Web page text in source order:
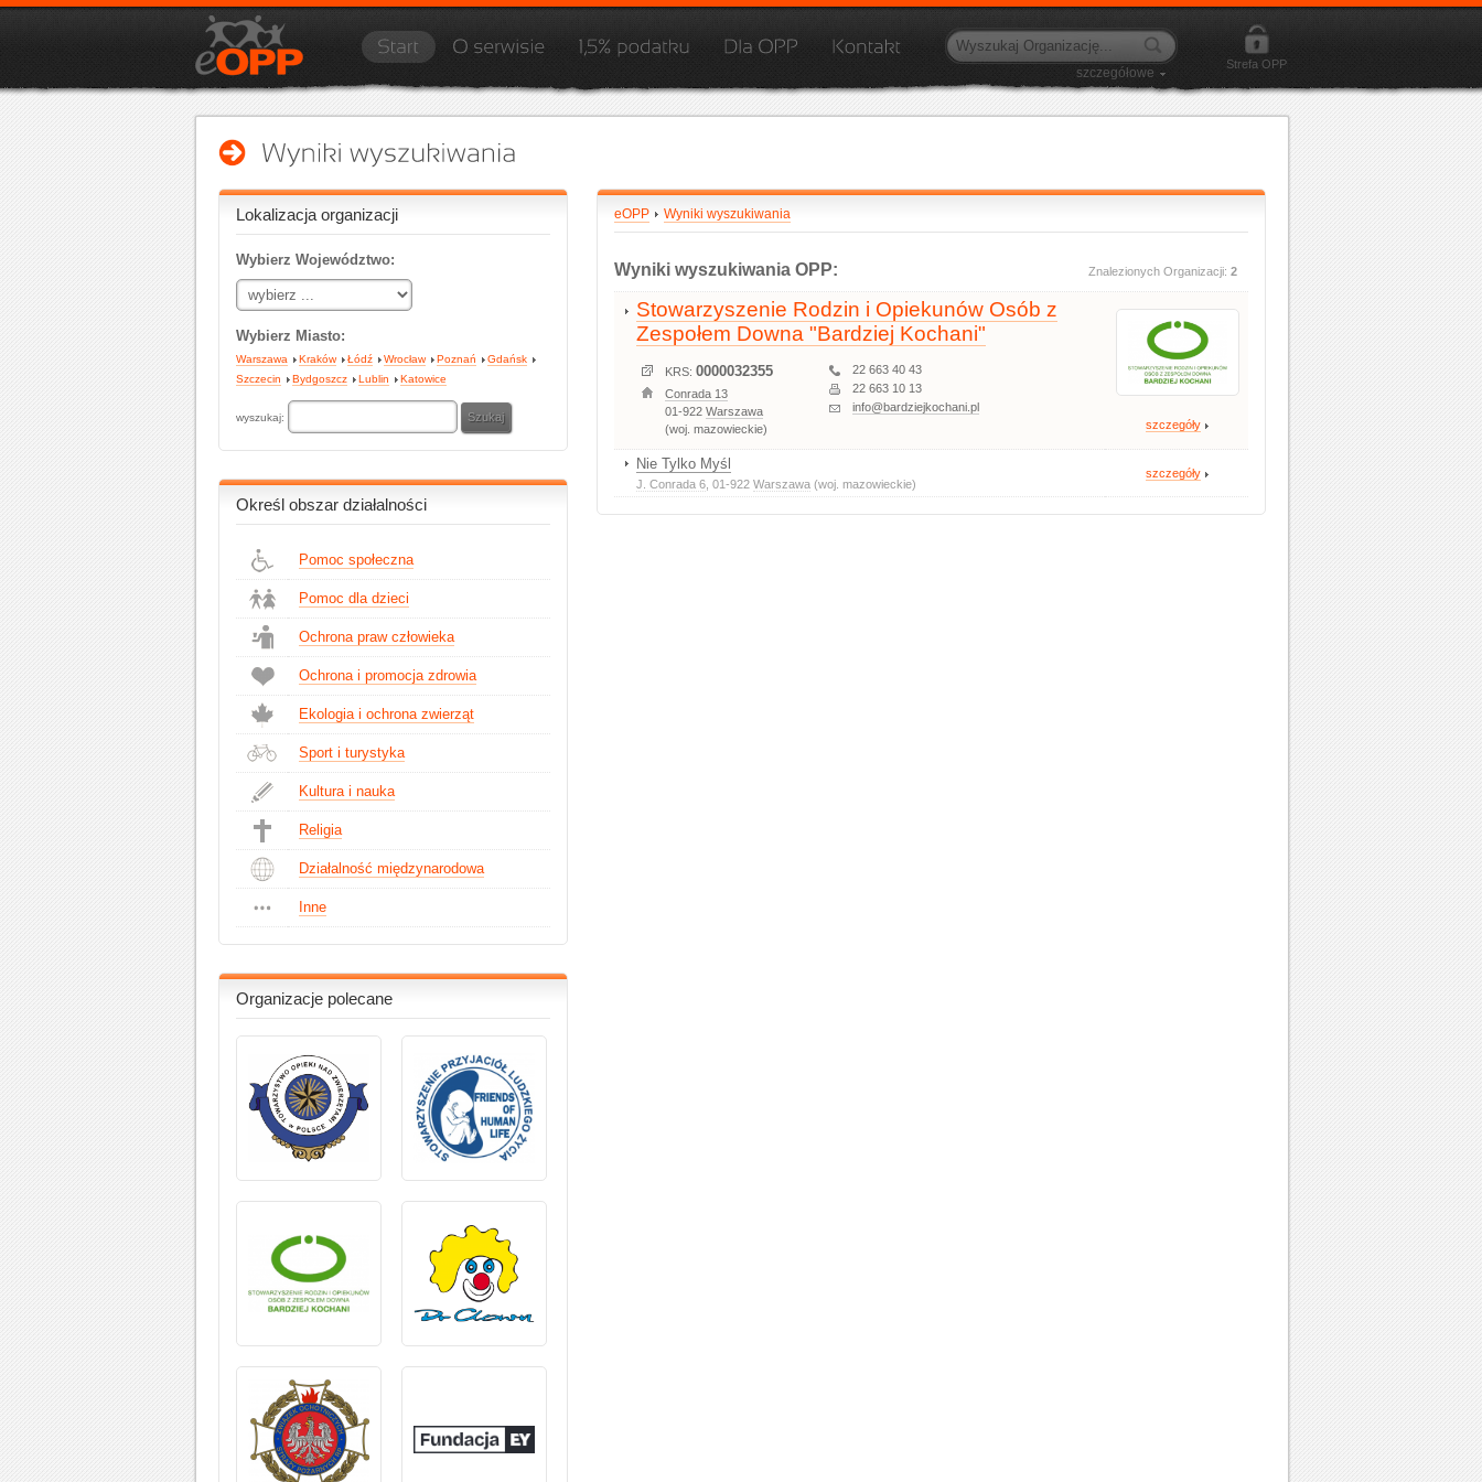
szczegółowe
Strefa OPP
Lokalizacja organizacji
Wybierz Województwo:
Wybierz Miasto:
Warszawa Kraków Łódź Wrocław Poznań
Gdańsk
Szczecin
Bydgoszcz Lublin Katowice
wyszukaj:
Określ obszar działalności
Pomoc społeczna
Pomoc dla dzieci
Ochrona praw człowieka
Ochrona i promocja zdrowia
Ekologia i ochrona zwierząt
Sport i turystyka
Kultura i nauka
Religia
Działalność międzynarodowa
Inne
Organizacje polecane
eOPP Wyniki wyszukiwania
Znalezionych Organizacji: 2
Wyniki wyszukiwania OPP:
Stowarzyszenie Rodzin i Opiekunów Osób z
Zespołem Downa "Bardziej Kochani"
KRS: 0000032355
Conrada 13
01-922 Warszawa
(woj. mazowieckie)
22 663 40 43
22 663 10 13
info@bardziejkochani.pl
szczegóły
Nie Tylko Myśl
J. Conrada 6 , 01-922 Warszawa (woj. mazowieckie)
szczegóły